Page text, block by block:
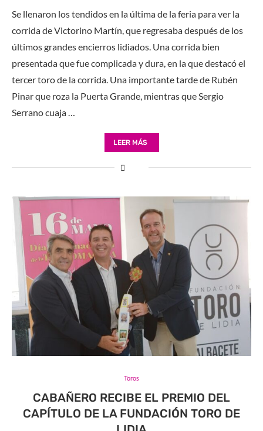
Se llenaron los tendidos en la última de la feria para ver la
corrida de Victorino Martín, que regresaba después de los
últimos grandes encierros lidiados. Una corrida bien
presentada que fue complicada y dura, en la que destacó el
tercer toro de la corrida. Una importante tarde de Rubén
Pinar que roza la Puerta Grande, mientras que Sergio
Serrano cuaja …
LEER MÁS
Toros
CABAÑERO RECIBE EL PREMIO DEL
CAPÍTULO DE LA FUNDACIÓN TORO DE